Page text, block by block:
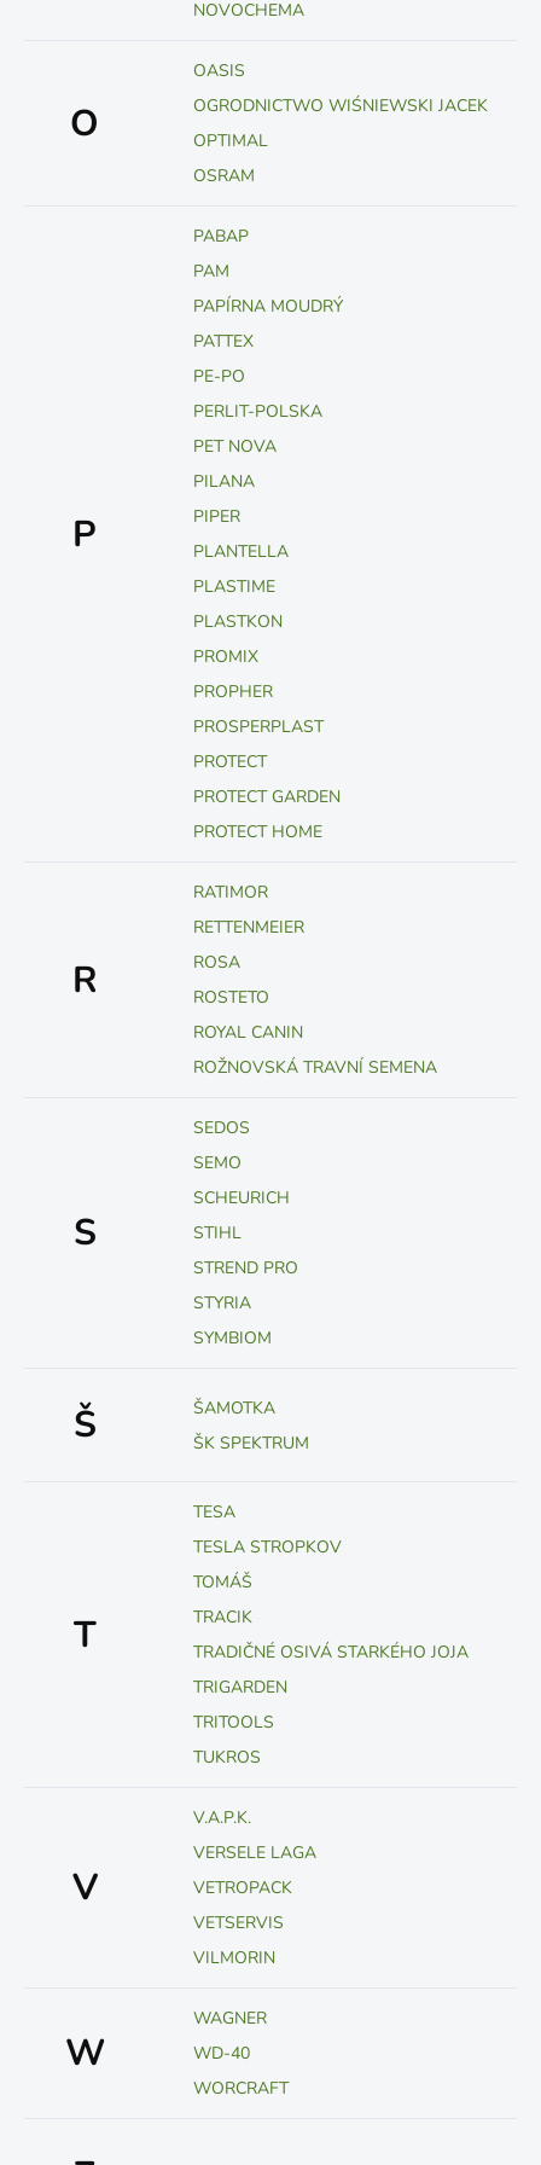
NOVOCHEMA
O
OASIS
OGRODNICTWO WIŚNIEWSKI JACEK
OPTIMAL
OSRAM
P
PABAP
PAM
PAPÍRNA MOUDRÝ
PATTEX
PE-PO
PERLIT-POLSKA
PET NOVA
PILANA
PIPER
PLANTELLA
PLASTIME
PLASTKON
PROMIX
PROPHER
PROSPERPLAST
PROTECT
PROTECT GARDEN
PROTECT HOME
R
RATIMOR
RETTENMEIER
ROSA
ROSTETO
ROYAL CANIN
ROŽNOVSKÁ TRAVNÍ SEMENA
S
SEDOS
SEMO
SCHEURICH
STIHL
STREND PRO
STYRIA
SYMBIOM
Š
ŠAMOTKA
ŠK SPEKTRUM
T
TESA
TESLA STROPKOV
TOMÁŠ
TRACIK
TRADIČNÉ OSIVÁ STARKÉHO JOJA
TRIGARDEN
TRITOOLS
TUKROS
V
V.A.P.K.
VERSELE LAGA
VETROPACK
VETSERVIS
VILMORIN
W
WAGNER
WD-40
WORCRAFT